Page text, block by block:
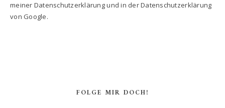
meiner Datenschutzerklärung und in der Datenschutzerklärung
von Google.
FOLGE MIR DOCH!